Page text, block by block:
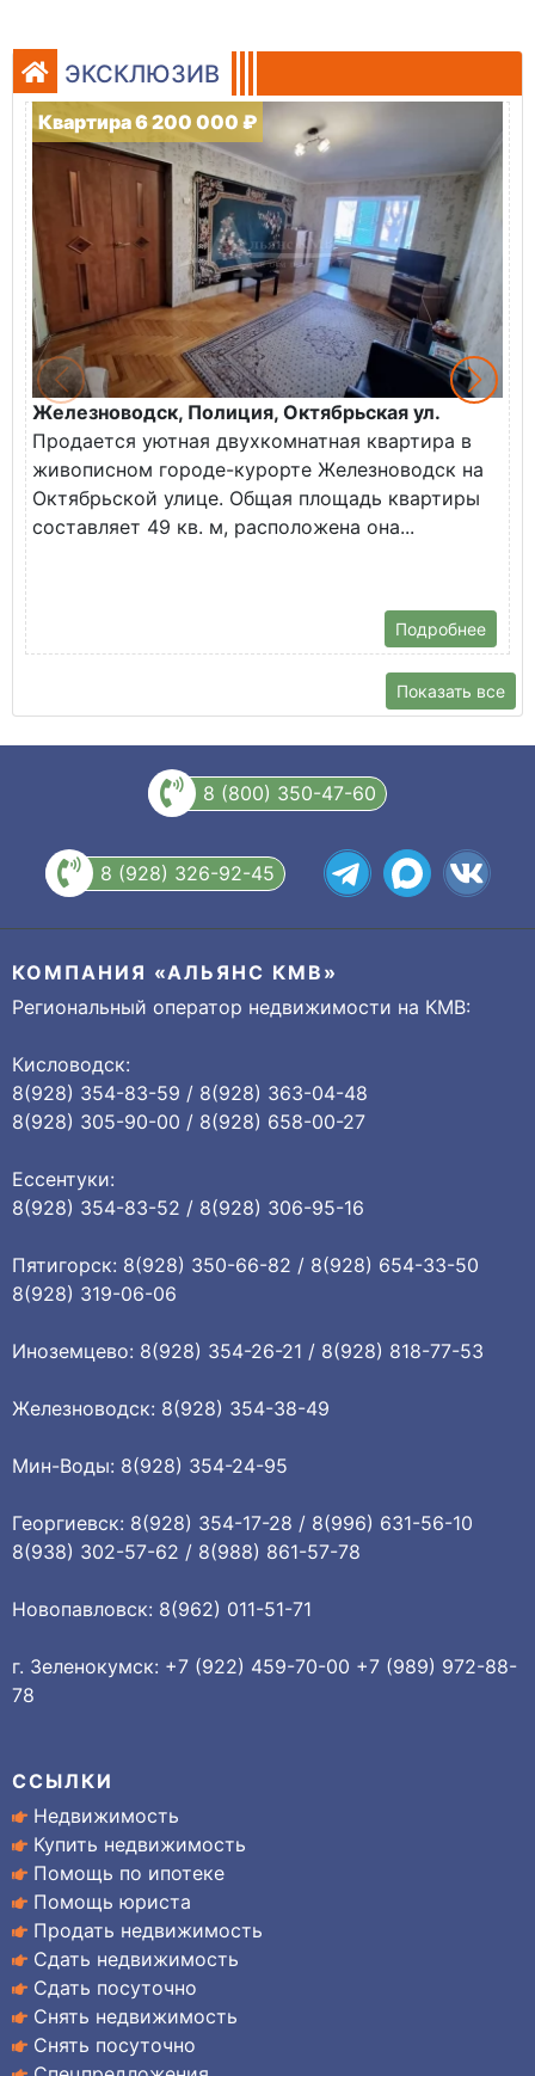
ЭКСКЛЮЗИВ
Квартира 6 200 000 ₽
Железноводск, Полиция, Октябрьская ул.
Продается уютная двухкомнатная квартира в
живописном городе-курорте Железноводск на
Октябрьской улице. Общая площадь квартиры
составляет 49 кв. м, расположена она...
Подробнее
Показать все
8 (800) 350-47-60
8 (928) 326-92-45
КОМПАНИЯ «АЛЬЯНС КМВ»
Региональный оператор недвижимости на КМВ:
Кисловодск:
8(928) 354-83-59 / 8(928) 363-04-48
8(928) 305-90-00 / 8(928) 658-00-27
Ессентуки:
8(928) 354-83-52 / 8(928) 306-95-16
Пятигорск: 8(928) 350-66-82 / 8(928) 654-33-50
8(928) 319-06-06
Иноземцево: 8(928) 354-26-21 / 8(928) 818-77-53
Железноводск: 8(928) 354-38-49
Мин-Воды: 8(928) 354-24-95
Георгиевск: 8(928) 354-17-28 / 8(996) 631-56-10
8(938) 302-57-62 / 8(988) 861-57-78
Новопавловск: 8(962) 011-51-71
г. Зеленокумск: +7 (922) 459-70-00 +7 (989) 972-88-
78
ССЫЛКИ
Недвижимость
Купить недвижимость
Помощь по ипотеке
Помощь юриста
Продать недвижимость
Сдать недвижимость
Сдать посуточно
Снять недвижимость
Снять посуточно